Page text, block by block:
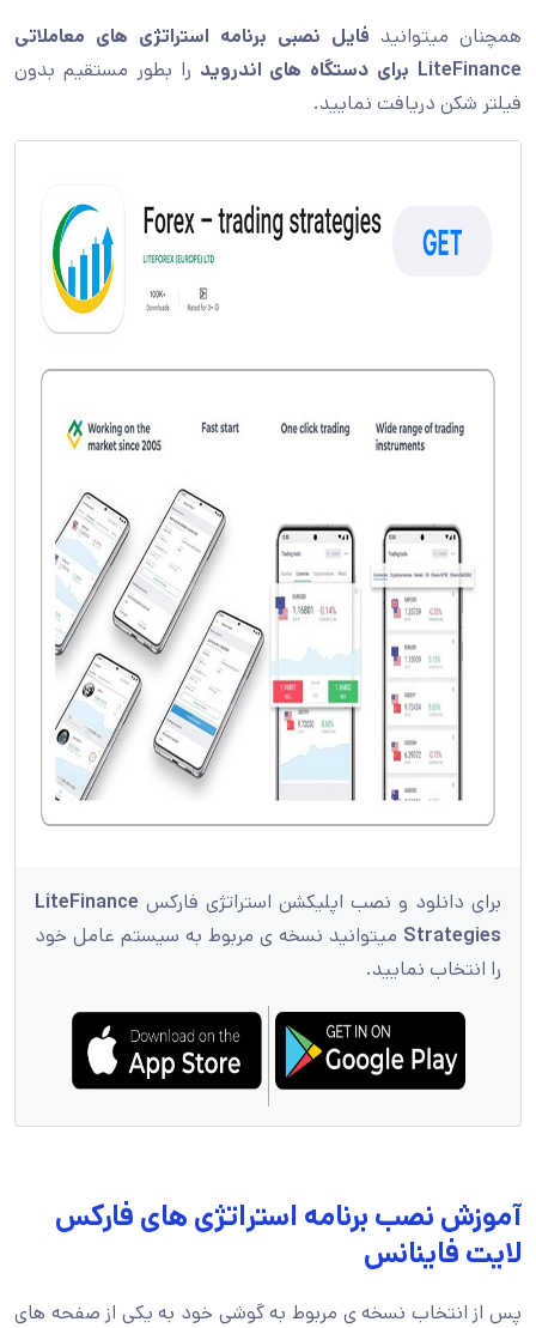
همچنان میتوانید فایل نصبی برنامه استراتژی های معاملاتی
LiteFinance برای دستگاه های اندروید را بطور مستقیم بدون
فیلتر شکن دریافت نمایید.
برای دانلود و نصب اپلیکشن استراتژی فارکس LiteFinance
Strategies میتوانید نسخه ی مربوط به سیستم عامل خود
را انتخاب نمایید.
آموزش نصب برنامه استراتژی های فارکس
لایت فاینانس
پس از انتخاب نسخه ی مربوط به گوشی خود به یکی از صفحه های